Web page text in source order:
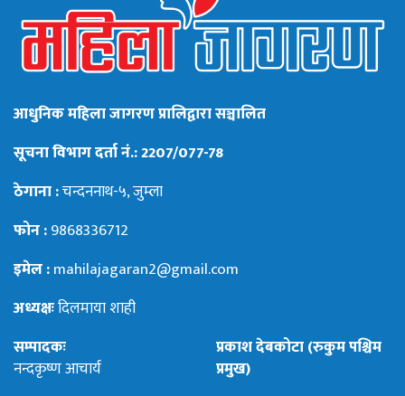
आधुनिक महिला जागरण प्रालिद्वारा सञ्चालित
सूचना विभाग दर्ता नं.: 2207/077-78
ठेगाना :चन्दननाथ-५, जुम्ला
फोन :9868336712
इमेल :mahilajagaran2@gmail.com
अध्यक्षःदिलमाया शाही
सम्पादकः
नन्दकृष्ण आचार्य
प्रकाश देबकोटा (रुकुम पश्चिम
प्रमुख)